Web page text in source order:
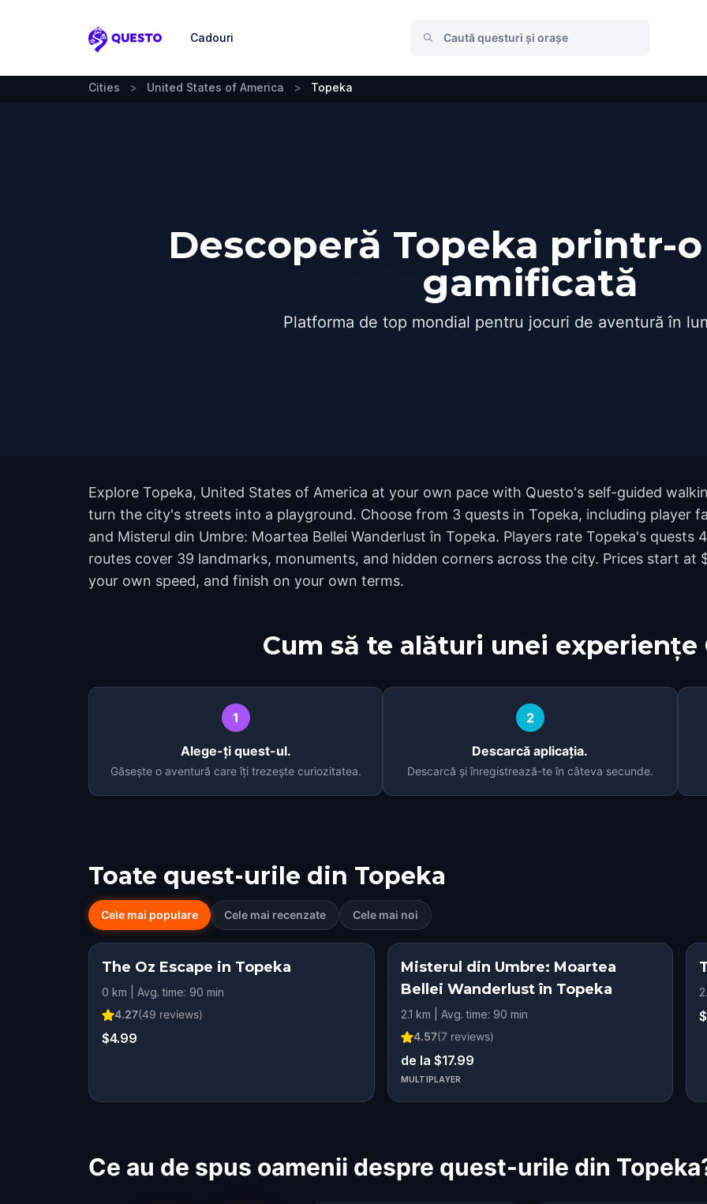
Questo
Cadouri
Cities > United States of America > Topeka
Descoperă Topeka printr-
gamificată
Platforma de top mondial pentru jocuri de aventură în
Explore Topeka, United States of America at your own pace with Questo's self-guided
turn the city's streets into a playground. Choose from 3 quests in Topeka, including player
and Misterul din Umbre: Moartea Bellei Wanderlust în Topeka. Players rate Topeka's quests
routes cover 39 landmarks, monuments, and hidden corners across the city. Prices start at
your own speed, and finish on your own terms.
Cum să te alături unei experiențe
1
Alege-ți quest-ul.
Găsește o aventură care îți trezește curiozitatea.
2
Descarcă aplicația.
Descarcă și înregistrează-te în câteva secunde.
Toate quest-urile din Topeka
Cele mai populare Cele mai recenzate Cele mai noi
The Oz Escape in Topeka
0 km | Avg. time: 90 min
4.27(49 reviews)
$4.99
Misterul din Umbre: Moartea
Bellei Wanderlust în Topeka
2.1 km | Avg. time: 90 min
4.57(7reviews)
de la $17.99
MULTIPLAYER
Ce au de spus oamenii despre quest-urile din